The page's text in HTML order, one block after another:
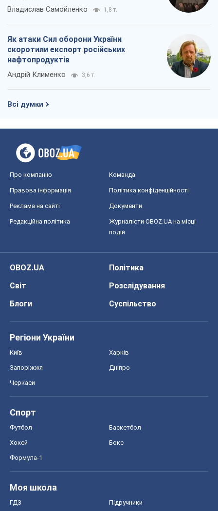
Владислав Самойленко 1,8 т.
Як атаки Сил оборони України
скоротили експорт російських
нафтопродуктів
Андрій Клименко 3,6 т.
Всі думки
Про компанію Команда
Правова інформація Політика конфіденційності
Реклама на сайті Документи
Редакційна політика
Журналісти OBOZ.UA на місці
подій
OBOZ.UA
Політика
Світ
Розслідування
Блоги
Суспільство
Регіони України
Київ Харків
Запоріжжя Дніпро
Черкаси
Спорт
Футбол Баскетбол
Хокей Бокс
Формула-1
Моя школа
ГДЗ Підручники